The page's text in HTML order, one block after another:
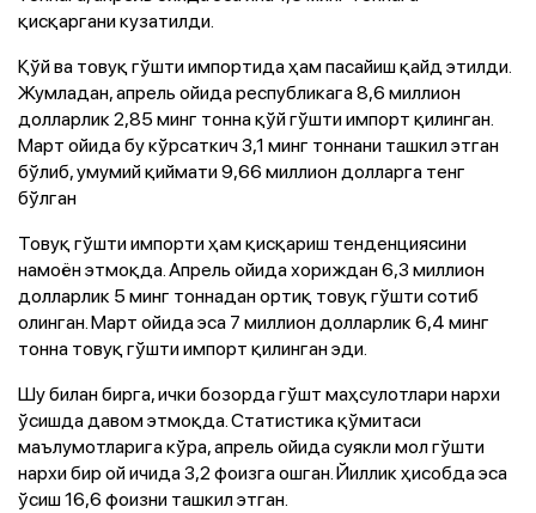
қисқаргани кузатилди.
Қўй ва товуқ гўшти импортида ҳам пасайиш қайд этилди.
Жумладан, апрель ойида республикага 8,6 миллион
долларлик 2,85 минг тонна қўй гўшти импорт қилинган.
Март ойида бу кўрсаткич 3,1 минг тоннани ташкил этган
бўлиб, умумий қиймати 9,66 миллион долларга тенг
бўлган
Товуқ гўшти импорти ҳам қисқариш тенденциясини
намоён этмоқда. Апрель ойида хориждан 6,3 миллион
долларлик 5 минг тоннадан ортиқ товуқ гўшти сотиб
олинган. Март ойида эса 7 миллион долларлик 6,4 минг
тонна товуқ гўшти импорт қилинган эди.
Шу билан бирга, ички бозорда гўшт маҳсулотлари нархи
ўсишда давом этмоқда. Статистика қўмитаси
маълумотларига кўра, апрель ойида суякли мол гўшти
нархи бир ой ичида 3,2 фоизга ошган. Йиллик ҳисобда эса
ўсиш 16,6 фоизни ташкил этган.